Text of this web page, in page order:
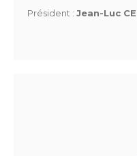
Président : Jean-Luc